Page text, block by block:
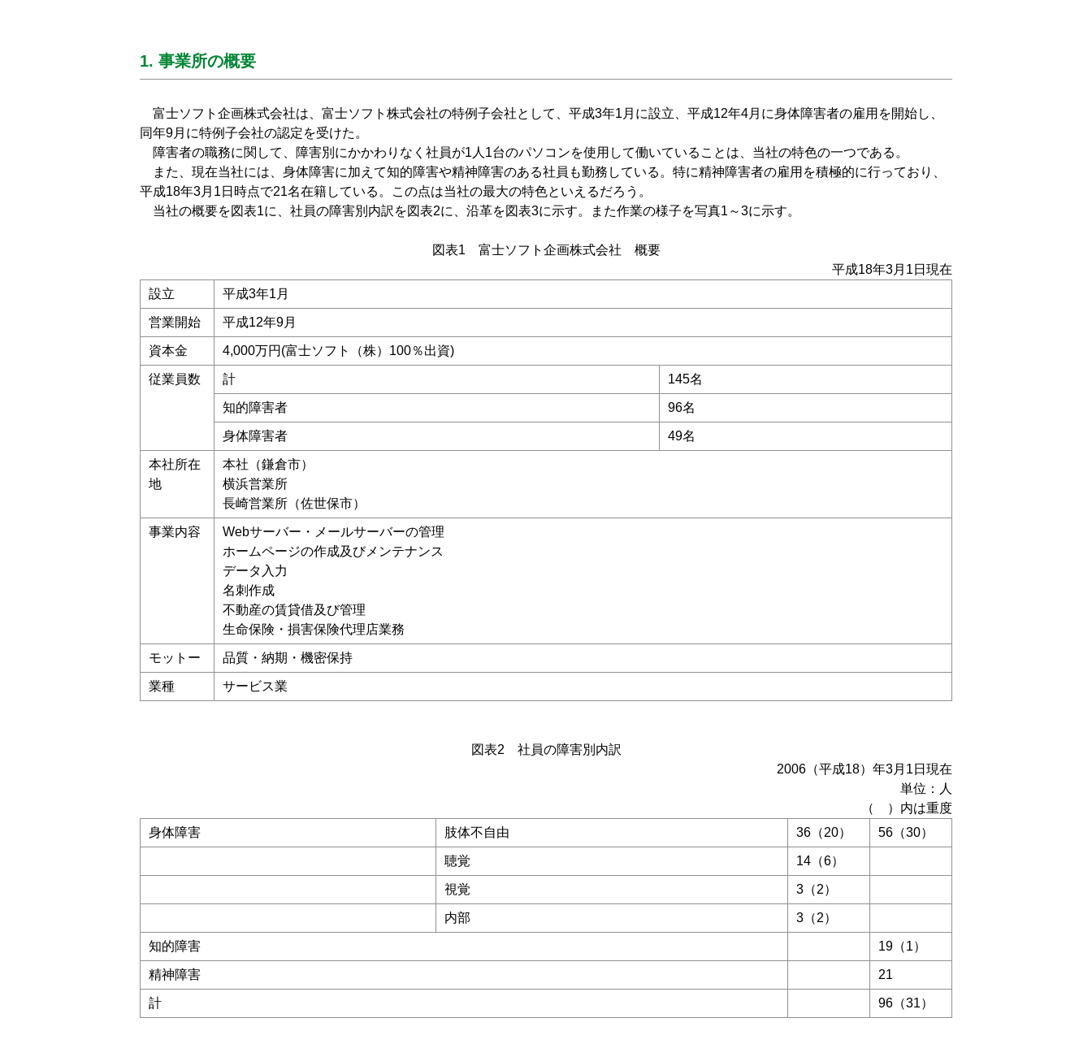
1. 事業所の概要
富士ソフト企画株式会社は、富士ソフト株式会社の特例子会社として、平成3年1月に設立、平成12年4月に身体障害者の雇用を開始し、
同年9月に特例子会社の認定を受けた。
障害者の職務に関して、障害別にかかわりなく社員が1人1台のパソコンを使用して働いていることは、当社の特色の一つである。
また、現在当社には、身体障害に加えて知的障害や精神障害のある社員も勤務している。特に精神障害者の雇用を積極的に行っており、
平成18年3月1日時点で21名在籍している。この点は当社の最大の特色といえるだろう。
当社の概要を図表1に、社員の障害別内訳を図表2に、沿革を図表3に示す。また作業の様子を写真1～3に示す。
図表1 富士ソフト企画株式会社 概要
平成18年3月1日現在
設立
平成3年1月
営業開始 平成12年9月
資本金 4,000万円(富士ソフト（株）100％出資)
従業員数 計 145名
知的障害者 96名
身体障害者 49名
本社所在
地
本社（鎌倉市）
横浜営業所
長崎営業所（佐世保市）
事業内容
Webサーバー・メールサーバーの管理
ホームページの作成及びメンテナンス
データ入力
名刺作成
不動産の賃貸借及び管理
生命保険・損害保険代理店業務
モットー 品質・納期・機密保持
業種 サービス業
図表2 社員の障害別内訳
2006（平成18）年3月1日現在
単位：人
（ ）内は重度
身体障害
肢体不自由 36（20） 56（30）
聴覚 14（6）
視覚 3（2）
内部 3（2）
知的障害 19（1）
精神障害 21
計 96（31）